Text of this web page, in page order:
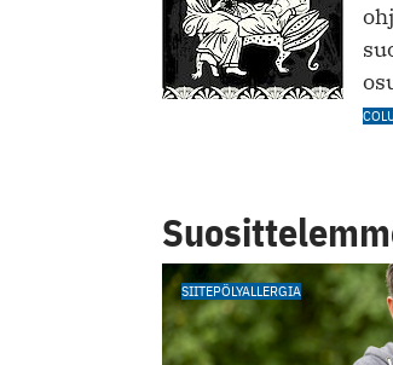
SIITEPÖLYALLERGIA